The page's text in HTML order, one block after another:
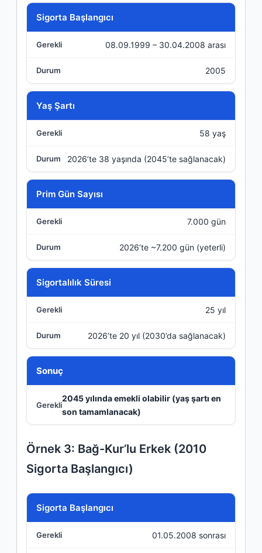
Kriter
Gerekli
Durum
Sigorta Başlangıcı
08.09.1999 – 30.04.2008 arası
2005
Yaş Şartı
58 yaş
2026’te 38 yaşında (2045’te sağlanacak)
Prim Gün Sayısı
7.000 gün
2026’te ~7.200 gün (yeterli)
Sigortalılık Süresi
25 yıl
2026’te 20 yıl (2030’da sağlanacak)
Sonuç
2045 yılında emekli olabilir (yaş şartı en
son tamamlanacak)
Örnek 3: Bağ-Kur’lu Erkek (2010
Sigorta Başlangıcı)
Kriter
Gerekli
Sigorta Başlangıcı
01.05.2008 sonrası